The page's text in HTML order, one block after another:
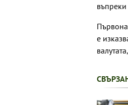
въпреки
е